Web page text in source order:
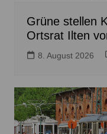
Grüne stellen
Ortsrat Ilten
8. August 2026